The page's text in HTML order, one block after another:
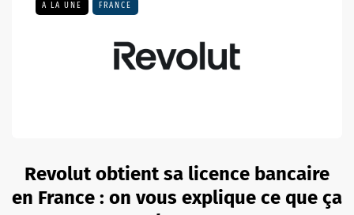
A LA UNE FRANCE
Revolut obtient sa licence bancaire
en France : on vous explique ce que ça